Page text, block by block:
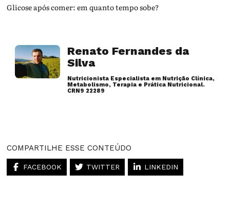
Glicose após comer: em quanto tempo sobe?
Renato Fernandes da
Silva
Nutricionista Especialista em Nutrição Clínica,
Metabolismo, Terapia e Prática Nutricional.
CRN9 22289
COMPARTILHE ESSE CONTEÚDO
FACEBOOK TWITTER LINKEDIN